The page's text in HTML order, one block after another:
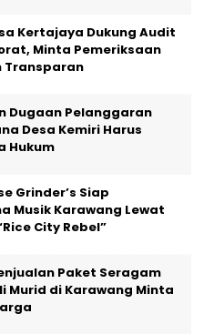
Kertajaya Dukung Audit
Minta Pemeriksaan
Transparan
Dugaan Pelanggaran
Desa Kemiri Harus
Hukum
Grinder’s Siap
Musik Karawang Lewat
City Rebel”
Paket Seragam
Murid di Karawang Minta